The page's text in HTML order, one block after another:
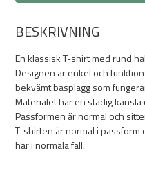
BESKRIVNING
En klassisk T-shirt med rund
Designen är enkel och
bekvämt basplagg som
Materialet har en stadig
Passformen är normal och
T-shirten är normal i
har i normala fall.